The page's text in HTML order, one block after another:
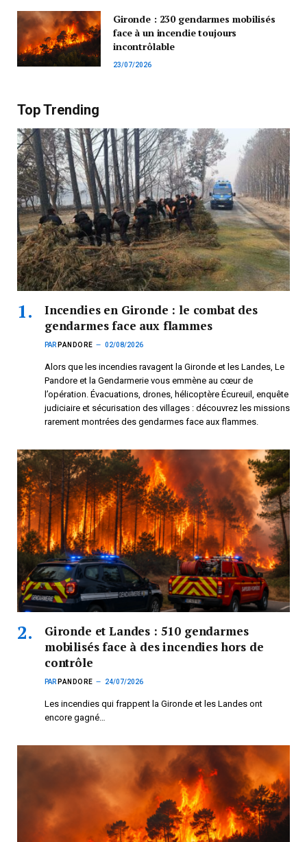
Gironde : 230 gendarmes mobilisés
face à un incendie toujours
incontrôlable
23/07/2026
Top Trending
Incendies en Gironde : le combat des
gendarmes face aux flammes
PAR PANDORE 02/08/2026
Alors que les incendies ravagent la Gironde et les Landes, Le
Pandore et la Gendarmerie vous emmène au cœur de
l’opération. Évacuations, drones, hélicoptère Écureuil, enquête
judiciaire et sécurisation des villages : découvrez les missions
rarement montrées des gendarmes face aux flammes.
Gironde et Landes : 510 gendarmes
mobilisés face à des incendies hors de
contrôle
PAR PANDORE 24/07/2026
Les incendies qui frappent la Gironde et les Landes ont
encore gagné…